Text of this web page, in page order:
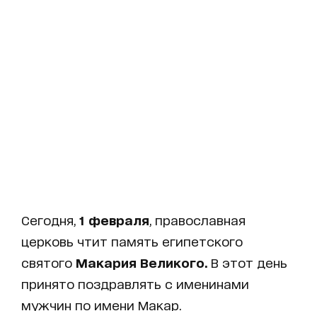
Сегодня, 1 февраля , православная
церковь чтит память египетского
святого Макария Великого. В этот день
принято поздравлять с именинами
мужчин по имени Макар.